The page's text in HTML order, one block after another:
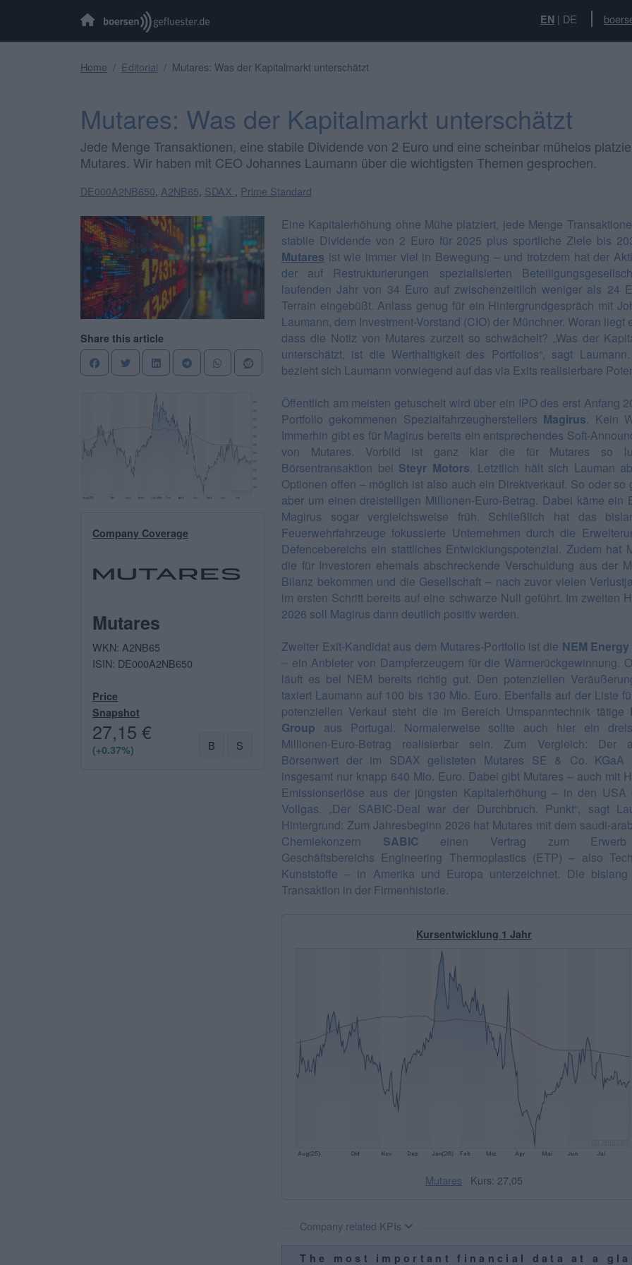
EN | DE
Home Editorial Mutares: Was der Kapitalmarkt unterschätzt
Mutares: Was der Kapitalmarkt unterschätzt
Jede Menge Transaktionen, eine stabile Dividende von 2 Euro und eine scheinbar mühelos
Mutares. Wir haben mit CEO Johannes Laumann über die wichtigsten Themen gesprochen.
DE000A2NB650 A2NB65 SDAX Prime Standard
Share this article
Company Coverage
Mutares
WKN: A2NB65
ISIN: DE000A2NB650
Price
Snapshot
27,15 €
(+0.37%) B S
Eine Kapitalerhöhung ohne Mühe platziert, jede Menge
stabile Dividende von 2 Euro für 2025 plus sportliche Ziele bis
Mutares ist wie immer viel in Bewegung – und trotzdem hat der
der auf Restrukturierungen spezialisierten
laufenden Jahr von 34 Euro auf zwischenzeitlich weniger als 24
Terrain eingebüßt. Anlass genug für ein Hintergrundgespräch mit
Laumann, dem Investment-Vorstand (CIO) der Münchner. Woran liegt
dass die Notiz von Mutares zurzeit so schwächelt? „Was der
unterschätzt, ist die Werthaltigkeit des Portfolios“, sagt
bezieht sich Laumann vorwiegend auf das via Exits realisierbare
Öffentlich am meisten getuschelt wird über ein IPO des erst Anfang
Portfolio gekommenen Spezialfahrzeugherstellers Magirus. Kein
Immerhin gibt es für Magirus bereits ein entsprechendes Soft-
von Mutares. Vorbild ist ganz klar die für Mutares so
Börsentransaktion bei Steyr Motors. Letztlich hält sich Lauman
Optionen offen – möglich ist also auch ein Direktverkauf. So oder so
aber um einen dreistelligen Millionen-Euro-Betrag. Dabei käme ein
Magirus sogar vergleichsweise früh. Schließlich hat das
Feuerwehrfahrzeuge fokussierte Unternehmen durch die
Defencebereichs ein stattliches Entwicklungspotenzial. Zudem hat
die für Investoren ehemals abschreckende Verschuldung aus der
Bilanz bekommen und die Gesellschaft – nach zuvor vielen
im ersten Schritt bereits auf eine schwarze Null geführt. Im zweiten
2026 soll Magirus dann deutlich positiv werden.
Zweiter Exit-Kandidat aus dem Mutares-Portfolio ist die NEM
– ein Anbieter von Dampferzeugern für die Wärmerückgewinnung.
läuft es bei NEM bereits richtig gut. Den potenziellen
taxiert Laumann auf 100 bis 130 Mio. Euro. Ebenfalls auf der Liste
potenziellen Verkauf steht die im Bereich Umspanntechnik tätige
Group aus Portugal. Normalerweise sollte auch hier ein
Millionen-Euro-Betrag realisierbar sein. Zum Vergleich: Der
Börsenwert der im SDAX gelisteten Mutares SE & Co. KGaA
insgesamt nur knapp 640 Mio. Euro. Dabei gibt Mutares – auch mit
Emissionserlöse aus der jüngsten Kapitalerhöhung – in den USA
Vollgas. „Der SABIC-Deal war der Durchbruch. Punkt“, sagt
Hintergrund: Zum Jahresbeginn 2026 hat Mutares mit dem saudi-
Chemiekonzern SABIC einen Vertrag zum
Geschäftsbereichs Engineering Thermoplastics (ETP) – also
Kunststoffe – in Amerika und Europa unterzeichnet. Die bislang
Transaktion in der Firmenhistorie.
Kursentwicklung 1 Jahr
Mutares Kurs: 27,05
Company related KPIs
The most important financial data at a